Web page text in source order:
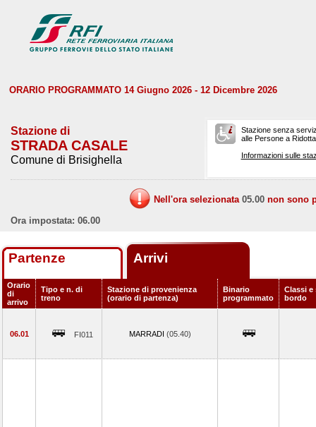
ORARIO PROGRAMMATO 14 Giugno 2026 - 12 Dicembre 2026
Stazione di
STRADA CASALE
Comune di Brisighella
Stazione senza
alle Persone a
Informazioni sulle
Nell'ora selezionata 05.00 non sono
Ora impostata: 06.00
Partenze Arrivi
Orario
di
arrivo
Tipo e n. di
treno
Stazione di provenienza
(orario di partenza)
Binario
programmato
Classi e
bordo
06.01 FI011 MARRADI (05.40)